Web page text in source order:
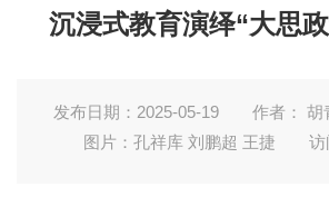
沉浸式教育演绎“大思
发布日期：2025-05-19
作者： 胡
图片：孔祥库 刘鹏超 王捷
访